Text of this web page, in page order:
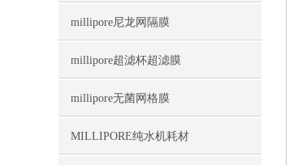
millipore尼龙网隔膜
millipore超滤杯超滤膜
millipore无菌网格膜
MILLIPORE纯水机耗材